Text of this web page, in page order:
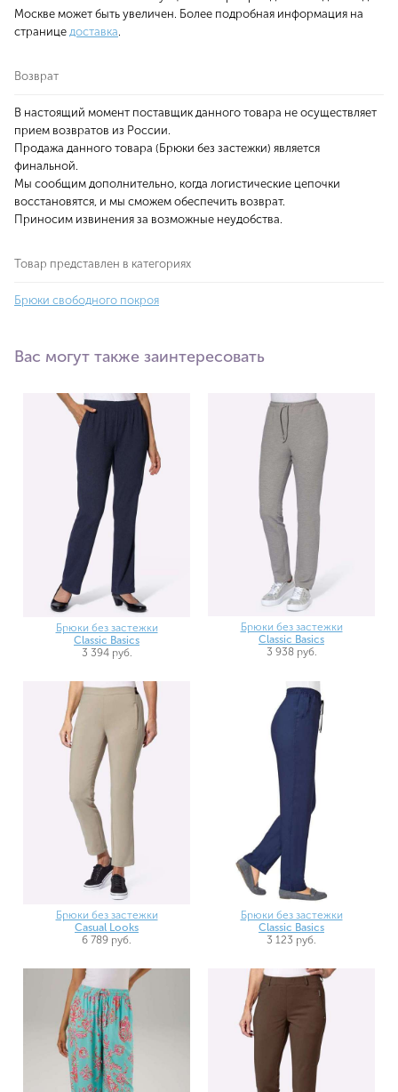
Москве может быть увеличен. Более подробная информация на
странице доставка
Возврат
В настоящий момент поставщик данного товара не осуществляет
прием возвратов из России.
Продажа данного товара (Брюки без застежки) является
финальной.
Мы сообщим дополнительно, когда логистические цепочки
восстановятся, и мы сможем обеспечить возврат.
Приносим извинения за возможные неудобства.
Товар представлен в категориях
Брюки свободного покроя
Вас могут также заинтересовать
Брюки без застежки
Classic Basics
3 394 руб.
Брюки без застежки
Classic Basics
3 938 руб.
Брюки без застежки
Casual Looks
6 789 руб.
Брюки без застежки
Classic Basics
3 123 руб.